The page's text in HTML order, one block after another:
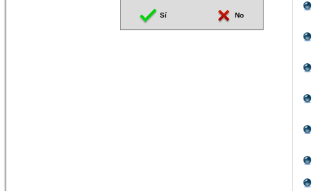
Sí No